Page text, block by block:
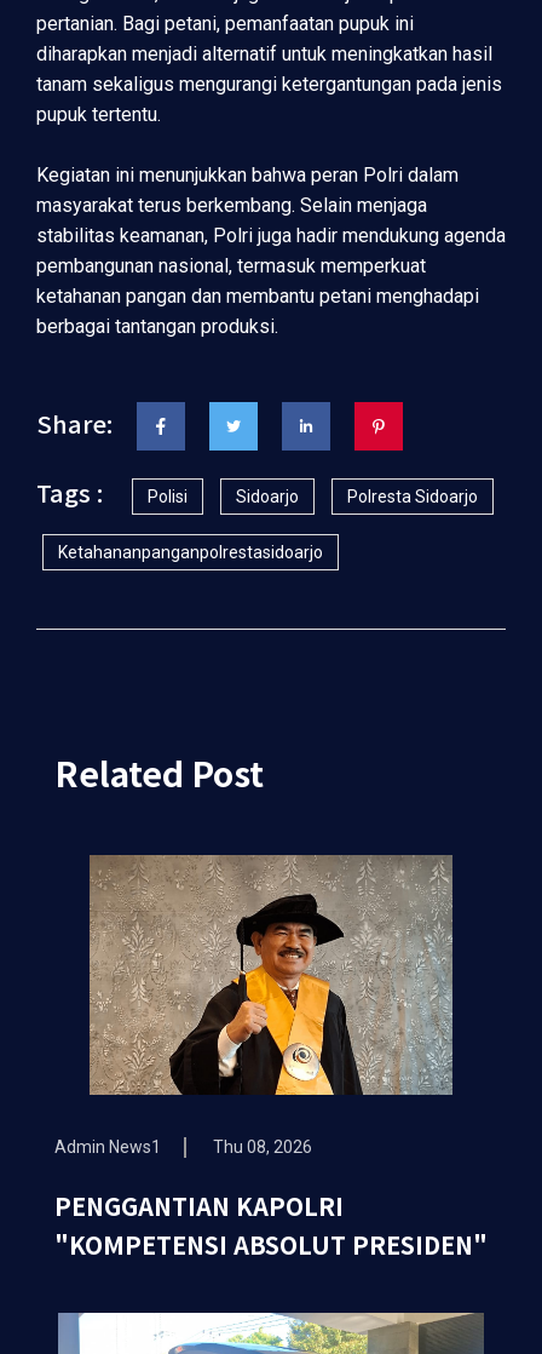
pertanian. Bagi petani, pemanfaatan pupuk ini
diharapkan menjadi alternatif untuk meningkatkan hasil
tanam sekaligus mengurangi ketergantungan pada jenis
pupuk tertentu.
Kegiatan ini menunjukkan bahwa peran Polri dalam
masyarakat terus berkembang. Selain menjaga
stabilitas keamanan, Polri juga hadir mendukung agenda
pembangunan nasional, termasuk memperkuat
ketahanan pangan dan membantu petani menghadapi
berbagai tantangan produksi.
Share:
Tags :
Polisi Sidoarjo Polresta Sidoarjo
Ketahananpanganpolrestasidoarjo
Related Post
Admin News1 Thu 08, 2026
PENGGANTIAN KAPOLRI
"KOMPETENSI ABSOLUT PRESIDEN"